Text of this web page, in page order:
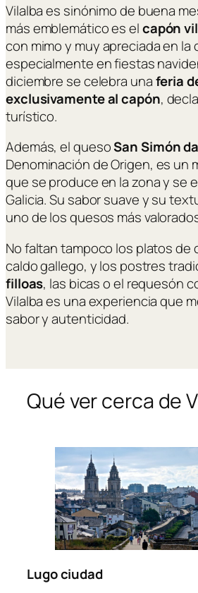
Vilalba es sinónimo de buena
más emblemático es elcapón
con mimo y muy apreciada en la
especialmente en fiestas
diciembre se celebra unaferia
exclusivamente al capón,
turístico.
Además, el quesoSan Simón
Denominación de Origen, es un
que se produce en la zona y se
Galicia. Su sabor suave y su
uno de los quesos más
No faltan tampoco los platos de
caldo gallego, y los postres
filloas, las bicas o el requesón
Vilalba es una experiencia que
sabor y autenticidad.
Qué ver cerca de
Lugo ciudad